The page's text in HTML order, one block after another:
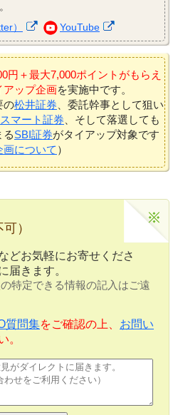
） YouTube
円＋最大7,000ポイントがもらえ
アップ企画を実施中です。
の松井証券 、委託幹事として狙い
マート証券 、そして落選しても
るSBI証券がタイアップ対象です
画について ）
）
どお気軽にお寄せくださ
届きます。
特定できる情報の記入はご遠
質問集をご確認の上、 お問い
。